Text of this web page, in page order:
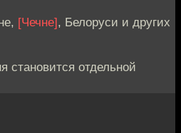
[Чечне], Белоруси и других
становится отдельной